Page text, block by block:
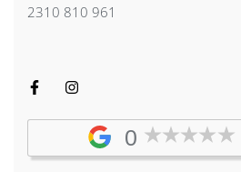
2310 810 961
0